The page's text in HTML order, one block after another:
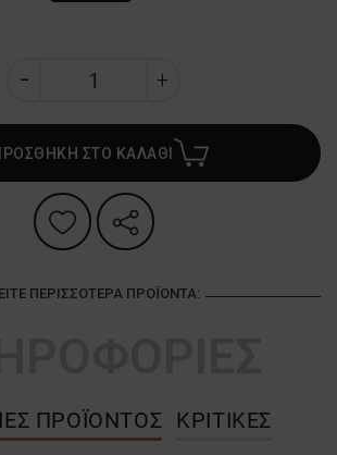
ΣΤΟ ΚΑΛΑΘΙ
ΠΕΡΙΣΣΌΤΕΡΑ ΠΡΟΪΌΝΤΑ:
ΠΡΟΪΌΝΤΟΣ ΚΡΙΤΙΚΈΣ